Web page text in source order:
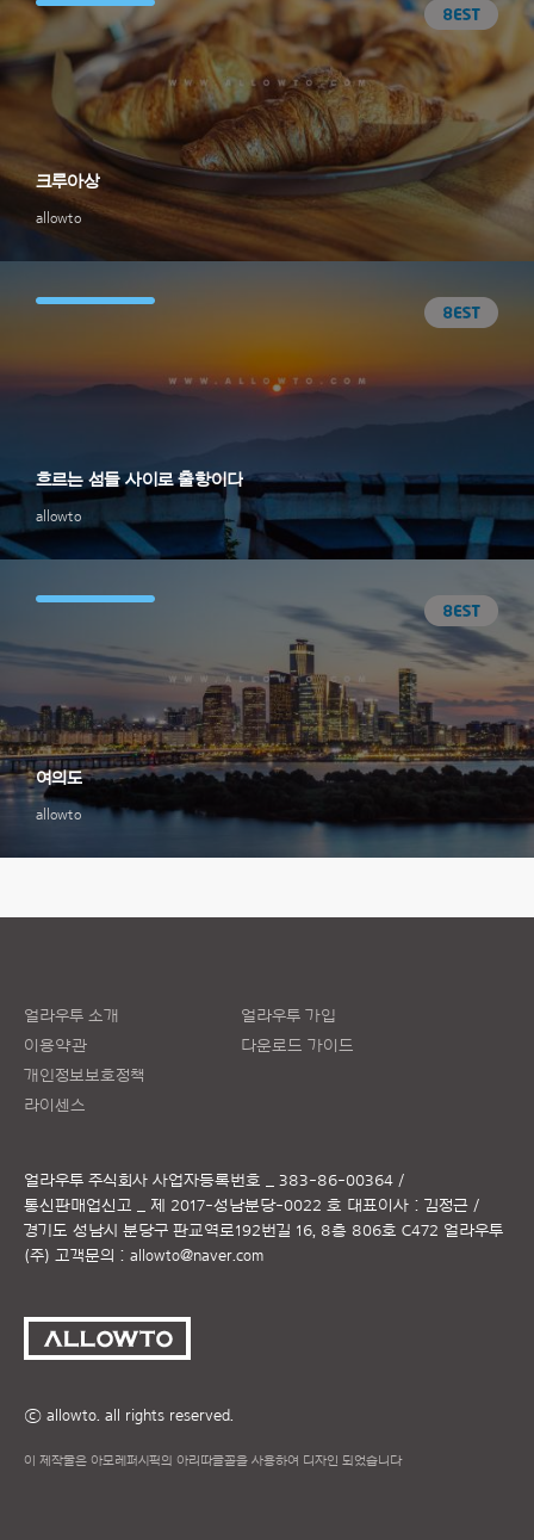
allowto
크루아상
allowto
흐르는 섬들 사이로 출항이다
allowto
여의도
얼라우투 소개
이용약관
개인정보보호정책
라이센스
얼라우투 가입
다운로드 가이드
얼라우투 주식회사 사업자등록번호 _ 383-86-00364 /
통신판매업신고 _ 제 2017-성남분당-0022 호 대표이사 : 김정근 /
경기도 성남시 분당구 판교역로192번길 16, 8층 806호 C472 얼라우투
(주) 고객문의 : allowto@naver.com
ⓒ allowto. all rights reserved.
이 제작물은 아모레퍼시픽의 아리따글꼴을 사용하여 디자인 되었습니다